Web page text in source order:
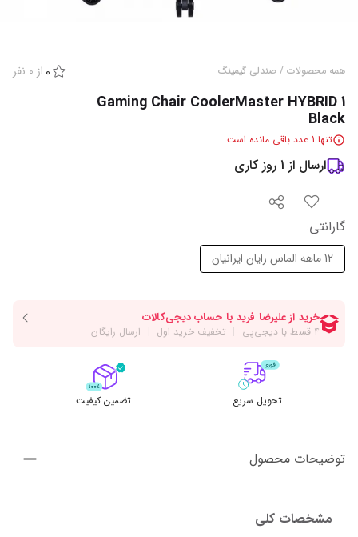
همه محصولات / صندلی گیمینگ 0 از 0 نفر
Gaming Chair CoolerMaster HYBRID 1
Black
تنها 1 عدد باقی مانده است.
ارسال از 1 روز کاری
گارانتی:
12 ماهه الماس رایان ایرانیان
تحویل سریع تضمین کیفیت
توضیحات محصول
مشخصات کلی